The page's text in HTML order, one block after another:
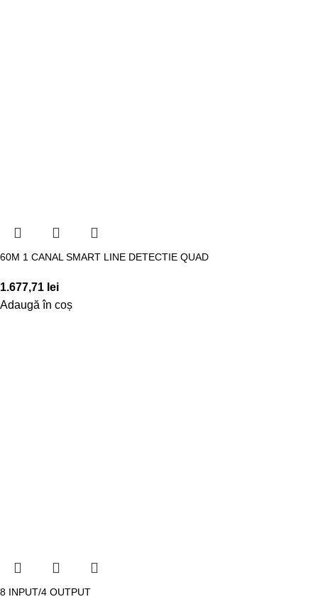
60M 1 CANAL SMART LINE DETECTIE QUAD
1.677,71 lei
Adaugă în coș
8 INPUT/4 OUTPUT